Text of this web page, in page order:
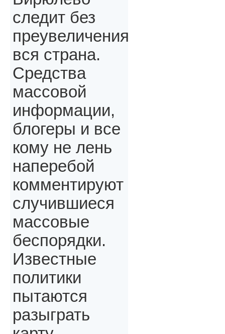
следит без
преувеличения
вся страна.
Средства
массовой
информации,
блогеры и все
кому не лень
наперебой
комментируют
случившиеся
массовые
беспорядки.
Известные
политики
пытаются
разыграть